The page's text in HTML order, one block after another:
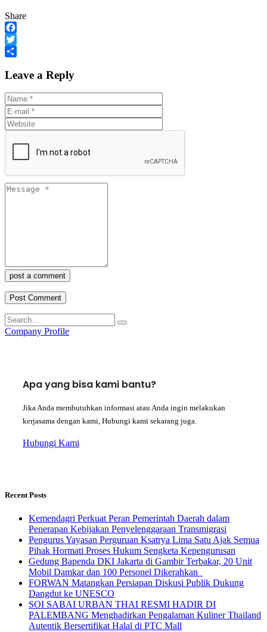
Share
Facebook
Twitter
Leave a Reply
post a comment
Company Profile
Apa yang bisa kami bantu?
Jika Anda membutuhkan informasi atau Anda ingin melakukan
kerjasama dengan kami, Hubungi kami sekarang juga.
Hubungi Kami
Recent Posts
Kemendagri Perkuat Peran Pemerintah Daerah dalam
Penerapan Kebijakan Penyelenggaraan Transmigrasi
Pengurus Yayasan Perguruan Ksatrya Lima Satu Ajak Semua
Pihak Hormati Proses Hukum Sengketa Kepengurusan
Gedung Bapenda DKI Jakarta di Gambir Terbakar, 20 Unit
Mobil Damkar dan 100 Personel Dikerahkan
FORWAN Matangkan Persiapan Diskusi Publik Dukung
Dangdut ke UNESCO
SOI SABAI URBAN THAI RESMI HADIR DI
PALEMBANG Menghadirkan Pengalaman Kuliner Thailand
Autentik Bersertifikat Halal di PTC Mall